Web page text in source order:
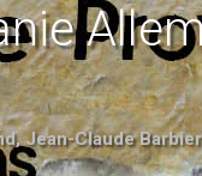
Jean-Claude Barbier